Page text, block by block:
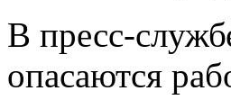
В пресс-
опасаются